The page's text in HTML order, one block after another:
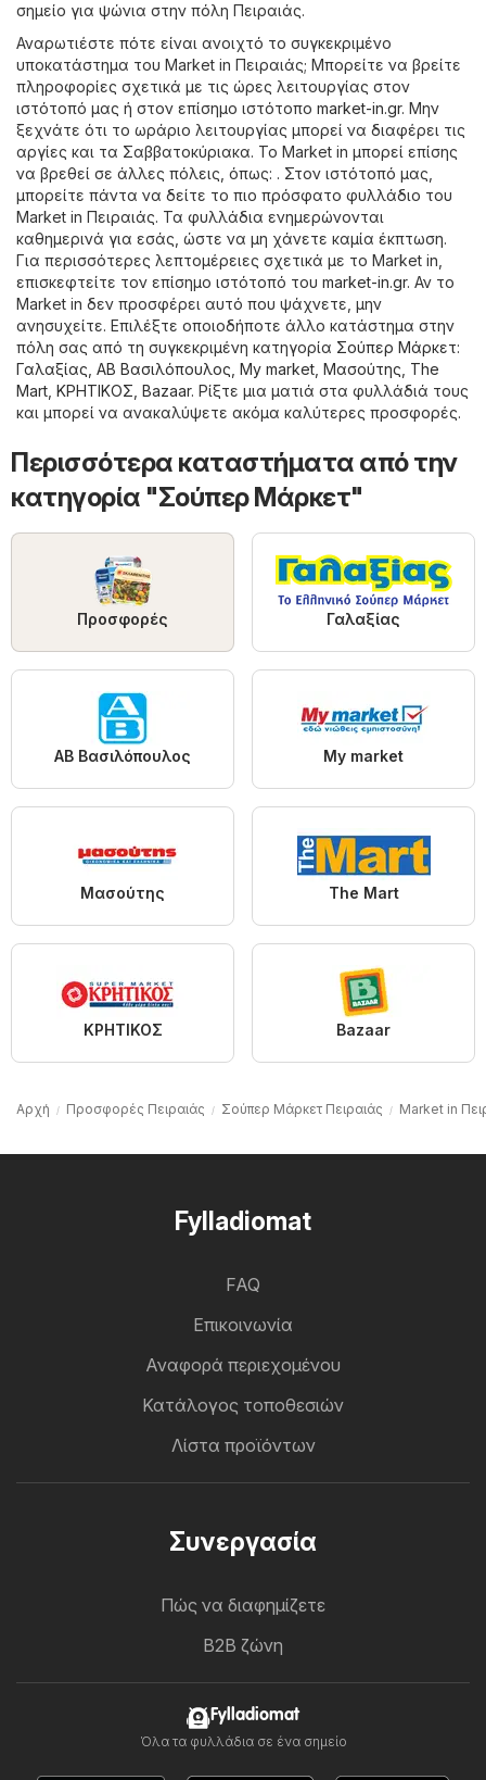
σημείο για ψώνια στην πόλη Πειραιάς.
Αναρωτιέστε πότε είναι ανοιχτό το συγκεκριμένο
υποκατάστημα του Market in Πειραιάς; Μπορείτε να βρείτε
πληροφορίες σχετικά με τις ώρες λειτουργίας στον
ιστότοπό μας ή στον επίσημο ιστότοπο market-in.gr. Μην
ξεχνάτε ότι το ωράριο λειτουργίας μπορεί να διαφέρει τις
αργίες και τα Σαββατοκύριακα. Το Market in μπορεί επίσης
να βρεθεί σε άλλες πόλεις, όπως: . Στον ιστότοπό μας,
μπορείτε πάντα να δείτε το πιο πρόσφατο φυλλάδιο του
Market in Πειραιάς. Τα φυλλάδια ενημερώνονται
καθημερινά για εσάς, ώστε να μη χάνετε καμία έκπτωση.
Για περισσότερες λεπτομέρειες σχετικά με το Market in,
επισκεφτείτε τον επίσημο ιστότοπό του market-in.gr. Αν το
Market in δεν προσφέρει αυτό που ψάχνετε, μην
ανησυχείτε. Επιλέξτε οποιοδήποτε άλλο κατάστημα στην
πόλη σας από τη συγκεκριμένη κατηγορία Σούπερ Μάρκετ:
Γαλαξίας, ΑΒ Βασιλόπουλος, My market, Μασούτης, The
Mart, ΚΡΗΤΙΚΟΣ, Bazaar. Ρίξτε μια ματιά στα φυλλάδιά τους
και μπορεί να ανακαλύψετε ακόμα καλύτερες προσφορές.
Περισσότερα καταστήματα από την
κατηγορία "Σούπερ Μάρκετ"
Προσφορές Γαλαξίας
ΑΒ Βασιλόπουλος My market
Μασούτης The Mart
ΚΡΗΤΙΚΟΣ Bazaar
Αρχή Προσφορές Πειραιάς Σούπερ Μάρκετ Πειραιάς Market in
Fylladiomat
FAQ
Επικοινωνία
Αναφορά περιεχομένου
Κατάλογος τοποθεσιών
Λίστα προϊόντων
Συνεργασία
Πώς να διαφημίζετε
B2B ζώνη
Fylladiomat
Όλα τα φυλλάδια σε ένα σημείο